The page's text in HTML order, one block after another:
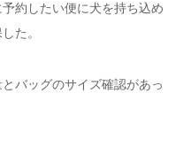
約したい便に犬を持ち込め
た。
バッグのサイズ確認があっ